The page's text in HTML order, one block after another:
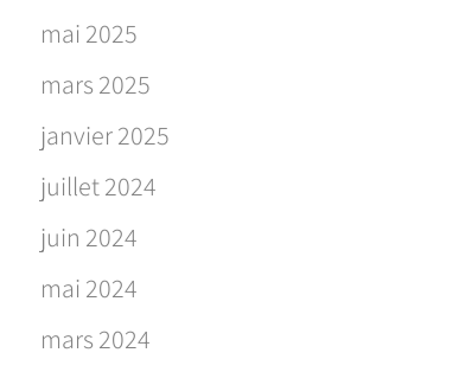
mai 2025
mars 2025
janvier 2025
juillet 2024
juin 2024
mai 2024
mars 2024